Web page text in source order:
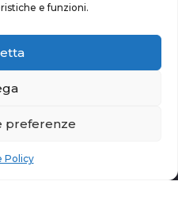
e funzioni.
preferenze
Policy